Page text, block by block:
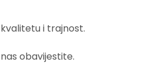
i trajnost.
obavijestite.